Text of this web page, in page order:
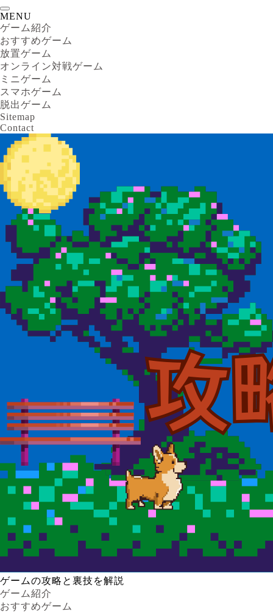
MENU
ゲーム紹介
おすすめゲーム
放置ゲーム
オンライン対戦ゲーム
ミニゲーム
スマホゲーム
脱出ゲーム
Sitemap
Contact
ゲームの攻略と裏技を解説
ゲーム紹介
おすすめゲーム